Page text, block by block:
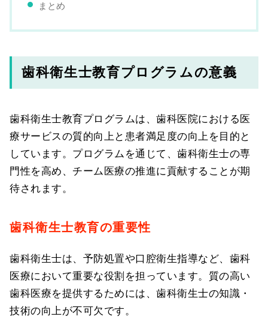
まとめ
歯科衛生士教育プログラムの意義
歯科衛生士教育プログラムは、歯科医院における医
療サービスの質的向上と患者満足度の向上を目的と
しています。プログラムを通じて、歯科衛生士の専
門性を高め、チーム医療の推進に貢献することが期
待されます。
歯科衛生士教育の重要性
歯科衛生士は、予防処置や口腔衛生指導など、歯科
医療において重要な役割を担っています。質の高い
歯科医療を提供するためには、歯科衛生士の知識・
技術の向上が不可欠です。